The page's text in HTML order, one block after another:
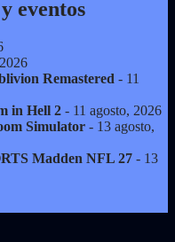
eventos
Remastered - 11
in Hell 2 - 11 agosto, 2026
Simulator - 13 agosto,
Madden NFL 27 - 13